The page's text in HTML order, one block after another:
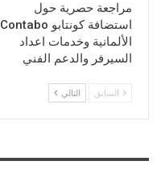
مراجعة حصرية حول
استضافة كونتابو Contabo
الألمانية وخدمات اعداد
السيرفر والدعم الفني
السابق التالي